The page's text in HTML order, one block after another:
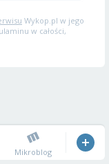
Wykop.pl w jego
w całości,
Mikroblog